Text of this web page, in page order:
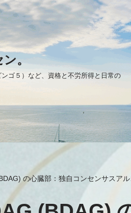
。
ゴ５）など、資格と不労所得と日常の
の心臓部：独自コンセンサスア